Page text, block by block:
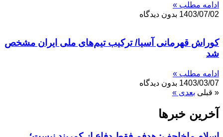
ادامه مطلب »
1403/07/02 بدون دیدگاه
کوراش قهرمانی آسیا/ ترکیب تیم‌های ملی‌ ایران مشخص
شد
ادامه مطلب »
1403/03/07 بدون دیدگاه
« قبلی بعدی »
آخرین خبر‌‌ها